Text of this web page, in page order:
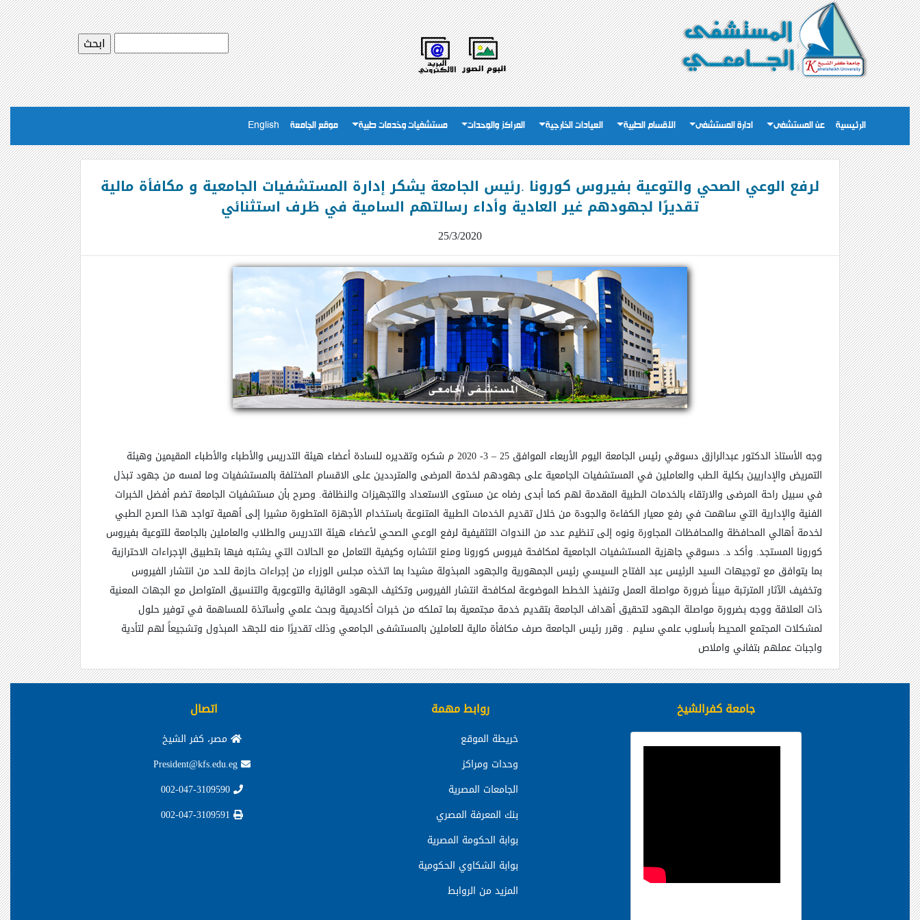
الرئيسية عن المستشفى ادارة المستشفى الاقسام الطبية العيادات الخارجية المراكز والوحدات مستشفيات وخدمات طبية موقع الجامعة English
لرفع الوعي الصحي والتوعية بفيروس كورونا .رئيس الجامعة يشكر إدارة المستشفيات الجامعية و مكافأة مالية
تقديرًا لجهودهم غير العادية وأداء رسالتهم السامية في ظرف استثنائي
25/3/2020
وجه الأستاذ الدكتور عبدالرازق دسوقي رئيس الجامعة اليوم الأربعاء الموافق 25 –
3- 2020 م شكره وتقديره للسادة أعضاء هيئة التدريس والأطباء والأطباء المقيمين وهيئة
التمريض والإداريين بكلية الطب والعاملين في المستشفيات الجامعية على جهودهم لخدمة المرضى والمترددين على الاقسام المختلفة بالمستشفيات وما لمسه من جهود تبذل
في سبيل راحة المرضى والارتقاء بالخدمات الطبية المقدمة لهم كما أبدى رضاه عن مستوى الاستعداد والتجهيزات والنظافة. وصرح بأن مستشفيات الجامعة تضم أفضل الخبرات
الفنية والإدارية التي ساهمت في رفع معيار الكفاءة والجودة من خلال تقديم الخدمات الطبية المتنوعة باستخدام الأجهزة المتطورة مشيرا إلى أهمية تواجد هذا الصرح الطبي
لخدمة أهالي المحافظة والمحافظات المجاورة ونوه إلى تنظيم عدد من الندوات التثقيفية لرفع الوعي الصحي لأعضاء هيئة التدريس والطلاب والعاملين بالجامعة للتوعية بفيروس
كورونا المستجد. وأكد د. دسوقي جاهزية المستشفيات الجامعية لمكافحة فيروس كورونا ومنع انتشاره وكيفية التعامل مع الحالات التي يشتبه فيها بتطبيق الإجراءات الاحترازية
بما يتوافق مع توجيهات السيد الرئيس عبد الفتاح السيسي رئيس الجمهورية والجهود المبذولة مشيدا بما اتخذه مجلس الوزراء من إجراءات حازمة للحد من انتشار الفيروس
وتخفيف الآثار المترتبة مبيناً ضرورة مواصلة العمل وتنفيذ الخطط الموضوعة لمكافحة انتشار الفيروس وتكثيف الجهود الوقائية والتوعوية والتنسيق المتواصل مع الجهات المعنية
ذات العلاقة ووجه بضرورة مواصلة الجهود لتحقيق أهداف الجامعة بتقديم خدمة مجتمعية بما تملكه من خبرات أكاديمية وبحث علمي وأساتذة للمساهمة في توفير حلول
لمشكلات المجتمع المحيط بأسلوب علمي سليم . وقرر رئيس الجامعة صرف مكافأة مالية للعاملين بالمستشفى الجامعي وذلك تقديرًا منه للجهد المبذول وتشجيعاً لهم لتأدية
واجبات عملهم بتفاني واملاص
جامعة كفرالشيخ روابط مهمة
خريطة الموقع
وحدات ومراكز
الجامعات المصرية
بنك المعرفة المصري
بوابة الحكومة المصرية
بوابة الشكاوي الحكومية
المزيد من الروابط
اتصال
مصر، كفر الشيخ